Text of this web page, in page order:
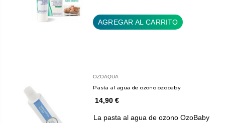
AGREGAR AL CARRITO
OZOAQUA
Pasta al agua de ozono ozobaby
14,90 €
La pasta al agua de ozono OzoBaby